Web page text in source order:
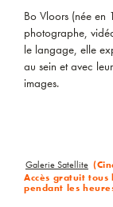
Bo Vloors (née en
photographe,
le langage, elle
au sein et avec
images.
Galerie Satellite
Accès gratuit
pendant les